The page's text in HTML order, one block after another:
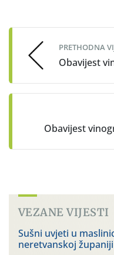
navigation
PRETHODNA
Obavijest
Obavijest
VEZANE VIJESTI
Sušni uvjeti u
neretvanskoj županiji